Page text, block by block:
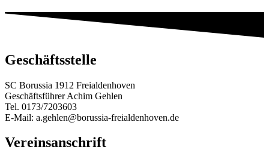
Geschäftsstelle
SC Borussia 1912 Freialdenhoven
Geschäftsführer Achim Gehlen
Tel. 0173/7203603
E-Mail: a.gehlen@borussia-freialdenhoven.de
Vereinsanschrift